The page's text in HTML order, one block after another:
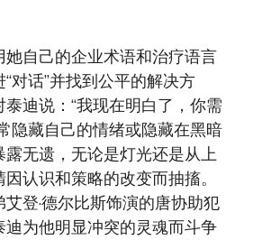
自己的企业术语和治疗语言
对话”并找到公平的解决方
迪说：“我现在明白了，你需
隐藏自己的情绪或隐藏在黑暗
露无遗，无论是灯光还是从上
认识和策略的改变而抽搐。
登·德尔比斯饰演的唐协助犯
为他明显冲突的灵魂而斗争